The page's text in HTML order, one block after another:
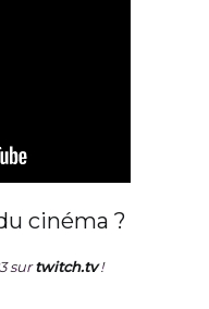
cinéma ?
surtwitch.tv !